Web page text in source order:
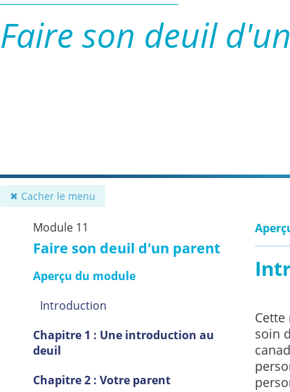
Faire son deuil
✖ Cacher le menu
Module 11
Faire son deuil d'un parent
Aperçu du module
Introduction
Chapitre 1 : Une introduction au
deuil
Chapitre 2 : Votre parent
soin